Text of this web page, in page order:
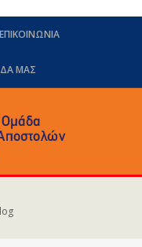
ΕΠΙΚΟΙΝΩΝΙΑ
ΜΑΣ